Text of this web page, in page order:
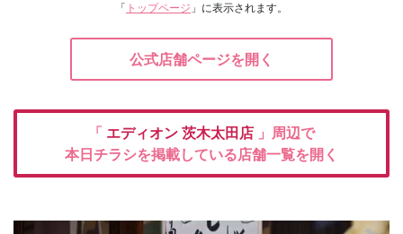
「 トップページ 」に表示されます。
公式店舗ページを開く
「 エディオン 茨木太田店 」周辺で
本日チラシを掲載している店舗一覧を開く